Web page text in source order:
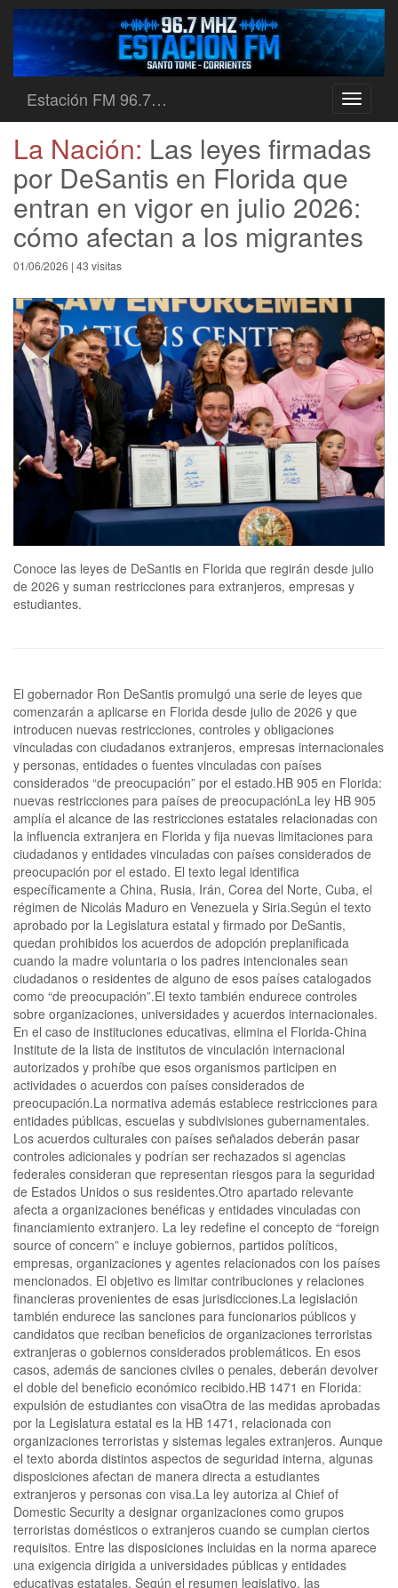
Toggle
Estación FM 96.7…
La Nación: Las leyes firmadas
por DeSantis en Florida que
entran en vigor en julio 2026:
cómo afectan a los migrantes
01/06/2026 | 43 visitas
Conoce las leyes de DeSantis en Florida que regirán desde julio
de 2026 y suman restricciones para extranjeros, empresas y
estudiantes.
El gobernador Ron DeSantis promulgó una serie de leyes que
comenzarán a aplicarse en Florida desde julio de 2026 y que
introducen nuevas restricciones, controles y obligaciones
vinculadas con ciudadanos extranjeros, empresas internacionales
y personas, entidades o fuentes vinculadas con países
considerados “de preocupación” por el estado.HB 905 en Florida:
nuevas restricciones para países de preocupaciónLa ley HB 905
amplía el alcance de las restricciones estatales relacionadas con
la influencia extranjera en Florida y fija nuevas limitaciones para
ciudadanos y entidades vinculadas con países considerados de
preocupación por el estado. El texto legal identifica
específicamente a China, Rusia, Irán, Corea del Norte, Cuba, el
régimen de Nicolás Maduro en Venezuela y Siria.Según el texto
aprobado por la Legislatura estatal y firmado por DeSantis,
quedan prohibidos los acuerdos de adopción preplanificada
cuando la madre voluntaria o los padres intencionales sean
ciudadanos o residentes de alguno de esos países catalogados
como “de preocupación”.El texto también endurece controles
sobre organizaciones, universidades y acuerdos internacionales.
En el caso de instituciones educativas, elimina el Florida-China
Institute de la lista de institutos de vinculación internacional
autorizados y prohíbe que esos organismos participen en
actividades o acuerdos con países considerados de
preocupación.La normativa además establece restricciones para
entidades públicas, escuelas y subdivisiones gubernamentales.
Los acuerdos culturales con países señalados deberán pasar
controles adicionales y podrían ser rechazados si agencias
federales consideran que representan riesgos para la seguridad
de Estados Unidos o sus residentes.Otro apartado relevante
afecta a organizaciones benéficas y entidades vinculadas con
financiamiento extranjero. La ley redefine el concepto de “foreign
source of concern” e incluye gobiernos, partidos políticos,
empresas, organizaciones y agentes relacionados con los países
mencionados. El objetivo es limitar contribuciones y relaciones
financieras provenientes de esas jurisdicciones.La legislación
también endurece las sanciones para funcionarios públicos y
candidatos que reciban beneficios de organizaciones terroristas
extranjeras o gobiernos considerados problemáticos. En esos
casos, además de sanciones civiles o penales, deberán devolver
el doble del beneficio económico recibido.HB 1471 en Florida:
expulsión de estudiantes con visaOtra de las medidas aprobadas
por la Legislatura estatal es la HB 1471, relacionada con
organizaciones terroristas y sistemas legales extranjeros. Aunque
el texto aborda distintos aspectos de seguridad interna, algunas
disposiciones afectan de manera directa a estudiantes
extranjeros y personas con visa.La ley autoriza al Chief of
Domestic Security a designar organizaciones como grupos
terroristas domésticos o extranjeros cuando se cumplan ciertos
requisitos. Entre las disposiciones incluidas en la norma aparece
una exigencia dirigida a universidades públicas y entidades
educativas estatales. Según el resumen legislativo, las